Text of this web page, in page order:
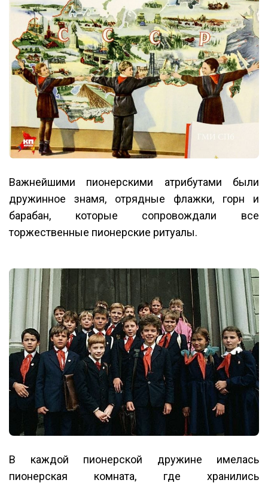
Важнейшими пионерскими атрибутами были
дружинное знамя, отрядные флажки, горн и
барабан, которые сопровождали все
торжественные пионерские ритуалы.
В каждой пионерской дружине имелась
пионерская комната, где хранились